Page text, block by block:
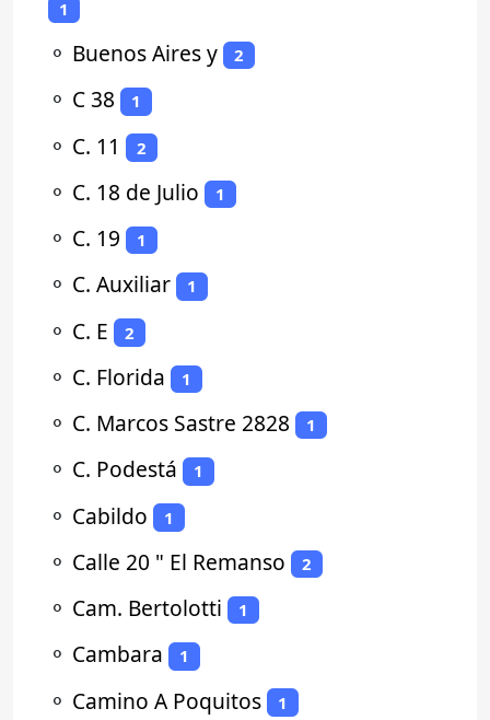
1
⚬ Buenos Aires y 2
⚬ C 38 1
⚬ C. 11 2
⚬ C. 18 de Julio 1
⚬ C. 19 1
⚬ C. Auxiliar 1
⚬ C. E 2
⚬ C. Florida 1
⚬ C. Marcos Sastre 2828 1
⚬ C. Podestá 1
⚬ Cabildo 1
⚬ Calle 20 " El Remanso 2
⚬ Cam. Bertolotti 1
⚬ Cambara 1
⚬ Camino A Poquitos 1